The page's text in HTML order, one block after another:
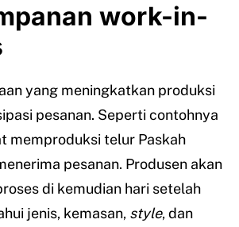
work-in-
yang meningkatkan produksi
pesanan. Seperti contohnya
memproduksi telur Paskah
pesanan. Produsen akan
di kemudian hari setelah
jenis, kemasan, style, dan